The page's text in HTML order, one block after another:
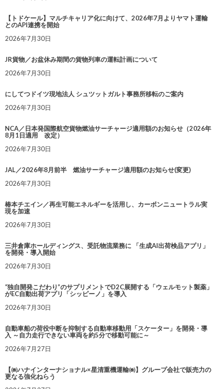
【トドケール】マルチキャリア化に向けて、2026年7月よりヤマト運輸
とのAPI連携を開始
2026年7月30日
JR貨物／お盆休み期間の貨物列車の運転計画について
2026年7月30日
にしてつドイツ現地法人 シュツットガルト事務所移転のご案内
2026年7月30日
NCA／日本発国際航空貨物燃油サーチャージ適用額のお知らせ（2026年
8月1日適用 改定）
2026年7月30日
JAL／2026年8月前半 燃油サーチャージ適用額のお知らせ(変更)
2026年7月30日
椿本チエイン／再生可能エネルギーを活用し、カーボンニュートラル実
現を加速
2026年7月30日
三井倉庫ホールディングス、受託物流業務に 「生成AI出荷検品アプリ」
を開発・導入開始
2026年7月30日
“独自開発こだわり”のサプリメントでD2C展開する「ウェルモット製薬」
がEC自動出荷アプリ「シッピーノ」を導入
2026年7月30日
自動車船の荷役中断を抑制する自動車移動用「スケーター」を開発・導
入 ～自力走行できない車両を約5分で移動可能に～
2026年7月27日
【㈱ハナインターナショナル×星清重機運輸㈱】グループ会社で販売力の
更なる強化ねらう